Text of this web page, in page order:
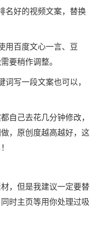
好的视频文案，替换
百度文心一言、豆
要稍作调整。
写一段文案也可以，
己去花几分钟修改，
，原创度越高越好，这
，但是我建议一定要替
时主页等用你处理过吸